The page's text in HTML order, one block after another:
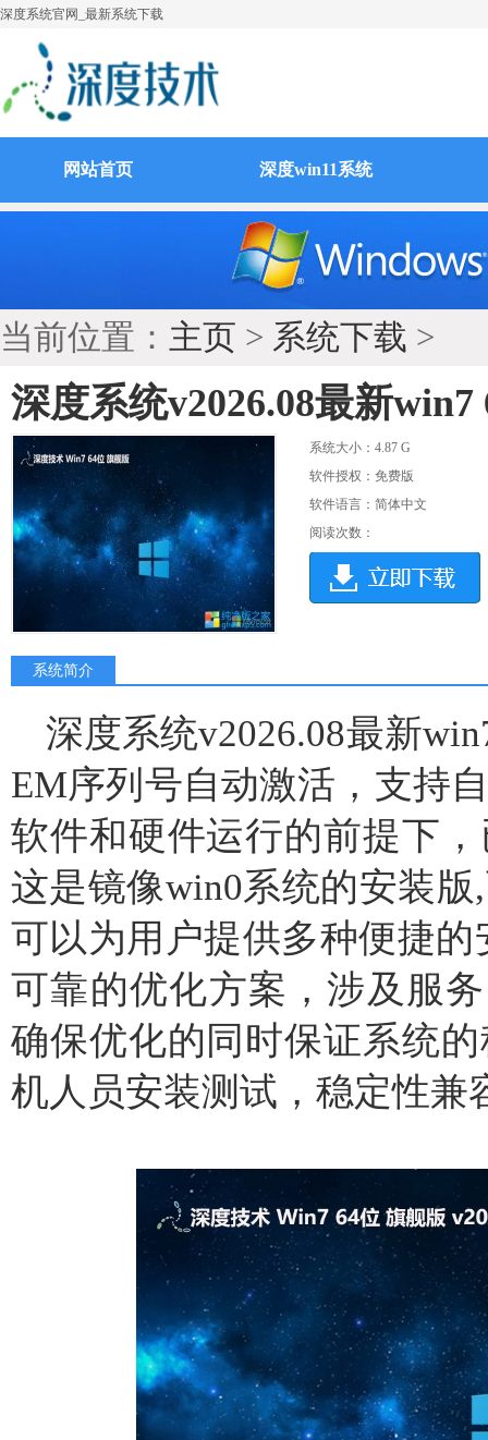
深度系统官网_最新系统下载
网站首页 深度win11系统
当前位置： 主页 > 系统下载 >
深度系统v2026.08最新
系统大小： 4.87 G
软件授权：免费版
软件语言：简体中文
阅读次数：
系统简介
深度系统v2026.08最新
EM序列号自动激活，支持
软件和硬件运行的前提下
这是镜像win0系统的安装
可以为用户提供多种便捷
可靠的优化方案，涉及服
确保优化的同时保证系统
机人员安装测试，稳定性兼